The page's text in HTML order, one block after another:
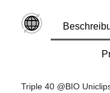
Triple 40 @BIO